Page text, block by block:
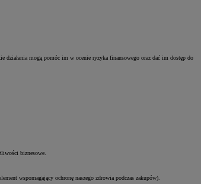
działania mogą pomóc im w ocenie ryzyka finansowego oraz dać im dostęp do
biznesowe.
wspomagający ochronę naszego zdrowia podczas zakupów).